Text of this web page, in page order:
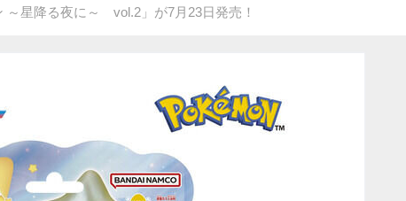
～星降る夜に～ vol.2」が7月23日発売！